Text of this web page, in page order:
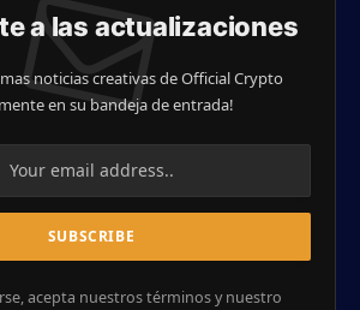
a las actualizaciones
noticias creativas de Official Crypto
en su bandeja de entrada!
acepta nuestros términos y nuestro